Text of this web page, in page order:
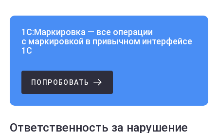
1С:Маркировка — все операции
с маркировкой в привычном интерфейсе
1С
ПОПРОБОВАТЬ
Ответственность за нарушение